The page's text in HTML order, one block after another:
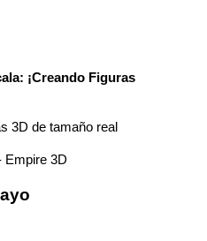
¡Creando Figuras
3D de tamaño real
Empire 3D